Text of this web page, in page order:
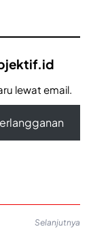
lewat email.
Selanjutnya